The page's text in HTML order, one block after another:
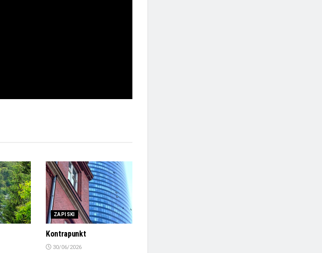
ZAPISKI
Kontrapunkt
30/06/2026